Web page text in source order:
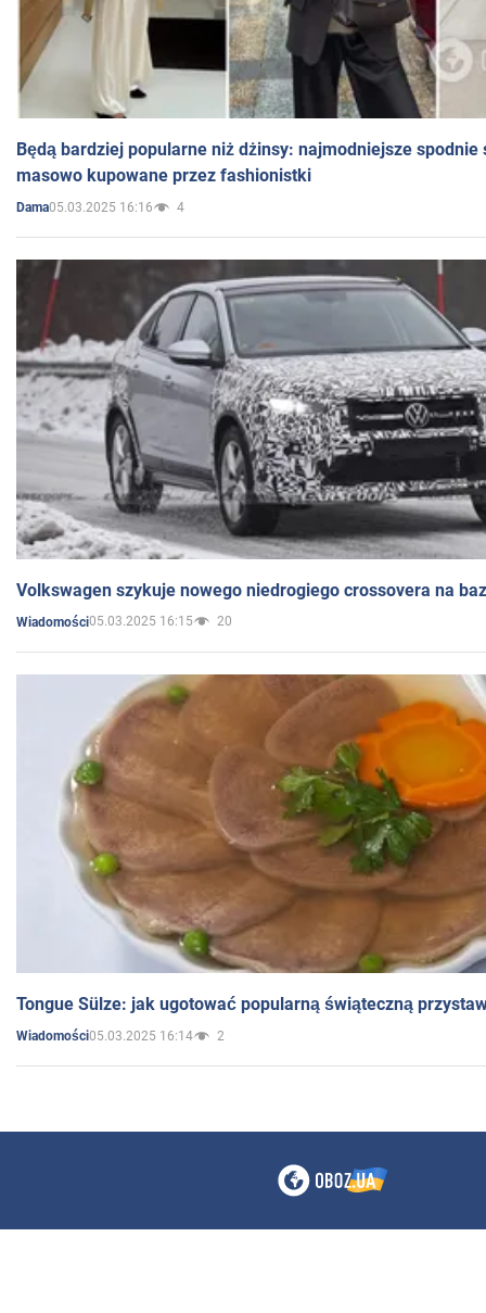
Będą bardziej popularne niż dżinsy: najmodniejsze spodnie
masowo kupowane przez fashionistki
Dama05.03.2025 16:16 4
Volkswagen szykuje nowego niedrogiego crossovera na
Wiadomości05.03.2025 16:15 20
Tongue Sülze: jak ugotować popularną świąteczną
Wiadomości05.03.2025 16:14 2